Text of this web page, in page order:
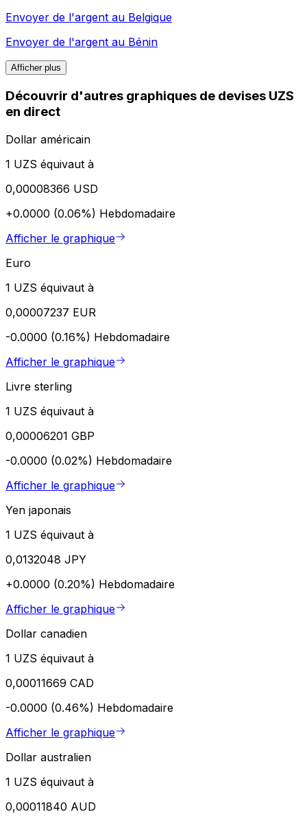
Envoyer de l'argent au Belgique
Envoyer de l'argent au Bénin
Afficher plus
Découvrir d'autres graphiques de devises UZS
en direct
Dollar américain
1 UZS équivaut à
0,00008366 USD
+0.0000 (0.06%) Hebdomadaire
Afficher le graphique
Euro
1 UZS équivaut à
0,00007237 EUR
-0.0000 (0.16%) Hebdomadaire
Afficher le graphique
Livre sterling
1 UZS équivaut à
0,00006201 GBP
-0.0000 (0.02%) Hebdomadaire
Afficher le graphique
Yen japonais
1 UZS équivaut à
0,0132048 JPY
+0.0000 (0.20%) Hebdomadaire
Afficher le graphique
Dollar canadien
1 UZS équivaut à
0,00011669 CAD
-0.0000 (0.46%) Hebdomadaire
Afficher le graphique
Dollar australien
1 UZS équivaut à
0,00011840 AUD